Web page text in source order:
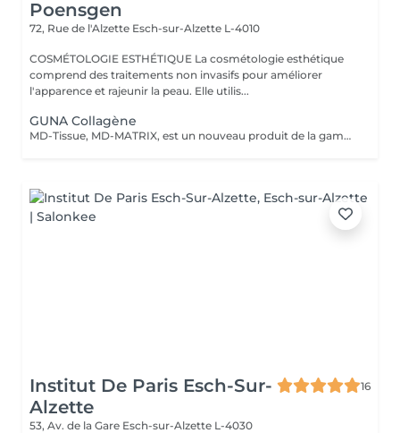
Poensgen
72, Rue de l'Alzette Esch-sur-Alzette L-4010
COSMÉTOLOGIE ESTHÉTIQUE La cosmétologie esthétique
comprend des traitements non invasifs pour améliorer
l'apparence et rajeunir la peau. Elle utilis...
GUNA Collagène
MD-Tissue, MD-MATRIX, est un nouveau produit de la gamme des dispositifs médicaux recommandés aussi bien pour les femmes que pour les hommes. Le collagène contenu dans le produit hydrate intensément les peaux matures et réduit l'apparence des rides et autres signes du vieillissement cutané (y compris le photovieillissement). La préparation peut être injectée directement dans des zones spécifiques de la peau pour remodeler mécaniquement les tissus et lisser les rides. La préparation a été enrichie d'ingrédients actifs supplémentaires tels que l'acide ascorbique (vitamine C), le magnésium, le chlorhydrate de pyridoxine (vitamine B6), la riboflavine (vitamine B2), la thiamine (vitamine B1). MD-Tissue peut être utilisé seul, ainsi que comme support pour d'autres préparations utilisées en médecine esthétique, comme l'acide hyaluronique ou le botox. Application: - effet anti-âge, - réduction des effets du photovieillissement, - correction des rides, - raffermissant, - Stärkt das extrazelluläre Matrixgewebe,
Institut De Paris Esch-Sur-
Alzette
16
53, Av. de la Gare Esch-sur-Alzette L-4030